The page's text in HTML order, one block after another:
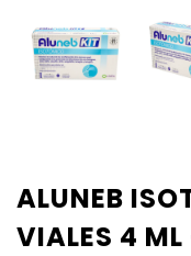
ALUNEB
VIALES 4 ML